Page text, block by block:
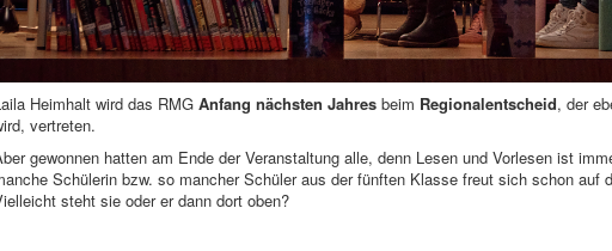
Heimhalt wird das RMG Anfang nächsten Jahres beim Regionalentscheid, der
vertreten.
gewonnen hatten am Ende der Veranstaltung alle, denn Lesen und Vorlesen ist
Schülerin bzw. so mancher Schüler aus der fünften Klasse freut sich schon auf
steht sie oder er dann dort oben?